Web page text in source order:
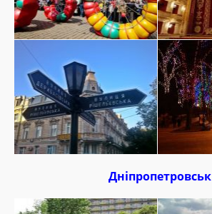
Дніпропетровськ